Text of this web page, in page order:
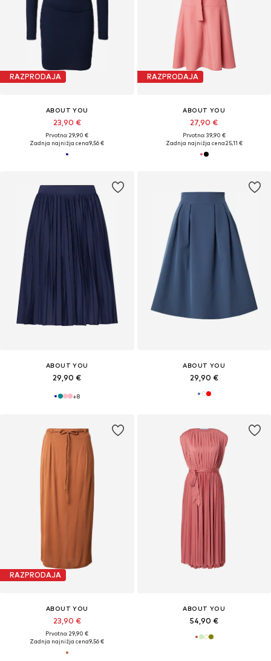
RAZPRODAJA
ABOUT YOU
23,90 €
Prvotno: 29,90 €
Zadnja najnižja cena9,56 €
RAZPRODAJA
ABOUT YOU
27,90 €
Prvotno: 39,90 €
Zadnja najnižja cena25,11 €
ABOUT YOU
29,90 €
+8
ABOUT YOU
29,90 €
RAZPRODAJA
ABOUT YOU
23,90 €
Prvotno: 29,90 €
Zadnja najnižja cena9,56 €
ABOUT YOU
54,90 €